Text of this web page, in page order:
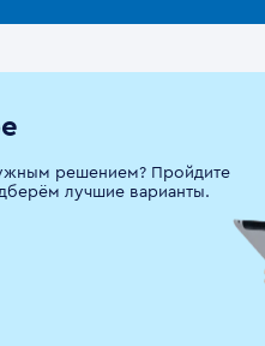
решением? Пройдите
лучшие варианты.